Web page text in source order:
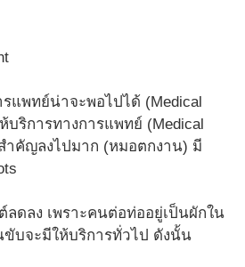
แพทย์น่าจะพอไปได้ (Medical
บริการทางการแพทย์ (Medical
ำคัญลงไปมาก (หมอตกงาน) มี
ลดลง เพราะคนต่อท่ออยู่เป็นผักใน
บจะมีให้บริการทั่วไป ดังนั้น